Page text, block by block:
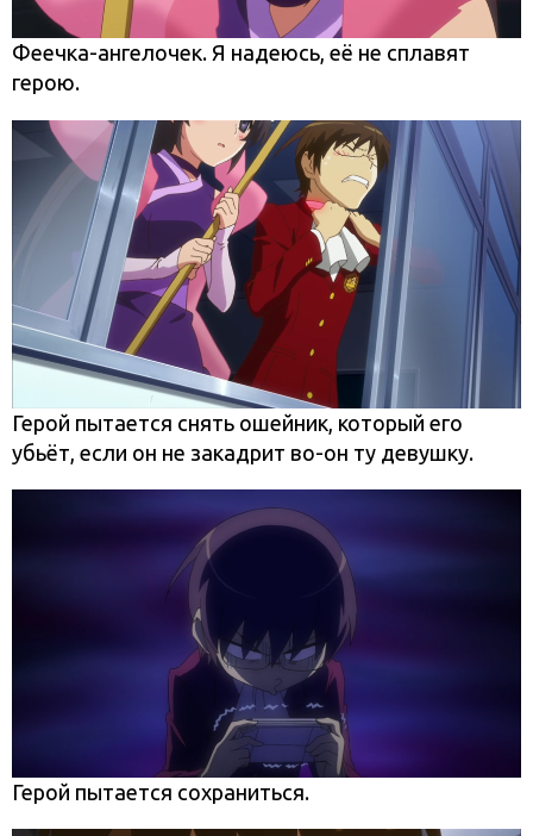
Феечка-ангелочек. Я надеюсь, её не сплавят
герою.
Герой пытается снять ошейник, который его
убьёт, если он не закадрит во-он ту девушку.
Герой пытается сохраниться.